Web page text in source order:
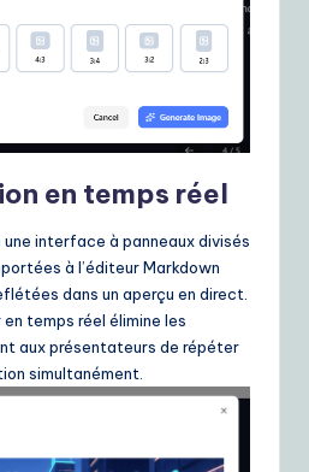
en temps réel
interface à panneaux divisés
à l’éditeur Markdown
dans un aperçu en direct.
temps réel élimine les
aux présentateurs de répéter
simultanément.